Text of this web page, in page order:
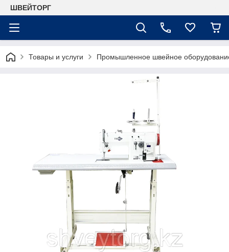
ШВЕЙТОРГ
Товары и услуги Промышленное швейное